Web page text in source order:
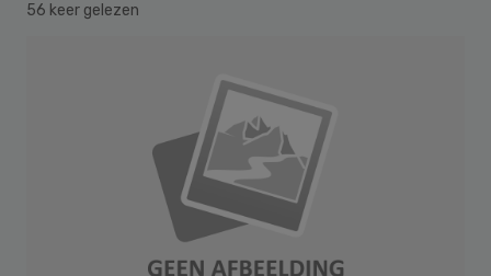
56 keer gelezen